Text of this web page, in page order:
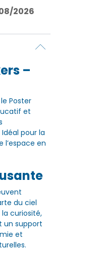
2026
–
Poster
et
pour la
l’espace en
du ciel
curiosité,
un support
et